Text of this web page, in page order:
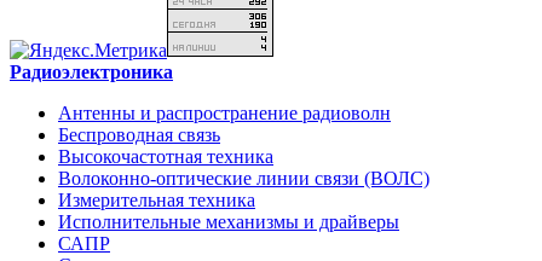
Радиоэлектроника
Антенны и распространение радиоволн
Беспроводная связь
Высокочастотная техника
Волоконно-оптические линии связи (ВОЛС)
Измерительная техника
Исполнительные механизмы и драйверы
САПР